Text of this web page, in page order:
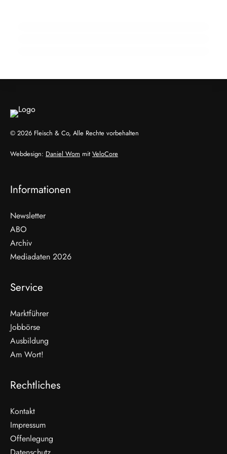
WEITERLESEN
© 2026 Fleisch & Co, Alle Rechte vorbehalten
Webdesign: Daniel Wom mit VeloCore
Informationen
Newsletter
ABO
Archiv
Mediadaten 2026
Service
Marktführer
Jobbörse
Ausbildung
Am Wort!
Rechtliches
Kontakt
Impressum
Offenlegung